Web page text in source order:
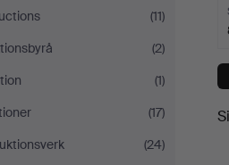
(11)
(2)
(1)
(17)
(24)